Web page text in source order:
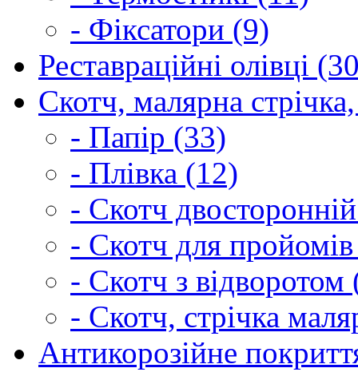
- Фіксатори (9)
Реставраційні олівці
Скотч, малярна
- Папір (33)
- Плівка (12)
- Скотч
- Скотч для
- Скотч з відворотом
- Скотч, стрічка
Антикорозійне